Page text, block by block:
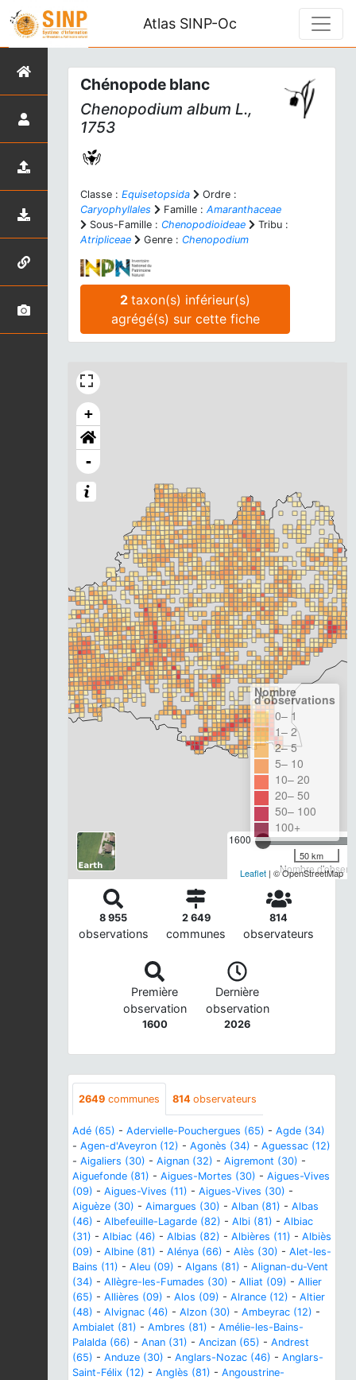
Atlas SINP-Oc
Chénopode blanc
Chenopodium album L.,
1753
Classe : Equisetopsida
Ordre :
Caryophyllales
Famille : Amaranthaceae
Sous-Famille : Chenopodioideae
Tribu :
Atripliceae
Genre : Chenopodium
2taxon(s) inférieur(s)
agrégé(s) sur cette fiche
+
-
1600
Nombre
Nombre
d'observations
0– 1
1– 2
2– 5
5– 10
10– 20
20– 50
50– 100
100+
50 km
Leaflet | © OpenStreetMap
8 955
observations
2 649
communes
814
observateurs
Première
observation
1600
Dernière
observation
2026
2649 communes 814 observateurs
Adé (65) - Adervielle-Pouchergues (65) - Agde (34)
- Agen-d'Aveyron (12) - Agonès (34) - Aguessac (12)
- Aigaliers (30) - Aignan (32) - Aigremont (30) -
Aiguefonde (81) - Aigues-Mortes (30) - Aigues-Vives
(09) - Aigues-Vives (11) - Aigues-Vives (30) -
Aiguèze (30) - Aimargues (30) - Alban (81) - Albas
(46) - Albefeuille-Lagarde (82) - Albi (81) - Albiac
(31) - Albiac (46) - Albias (82) - Albières (11) - Albiès
(09) - Albine (81) - Alénya (66) - Alès (30) - Alet-les-
Bains (11) - Aleu (09) - Algans (81) - Alignan-du-Vent
(34) - Allègre-les-Fumades (30) - Alliat (09) - Allier
(65) - Allières (09) - Alos (09) - Alrance (12) - Altier
(48) - Alvignac (46) - Alzon (30) - Ambeyrac (12) -
Ambialet (81) - Ambres (81) - Amélie-les-Bains-
Palalda (66) - Anan (31) - Ancizan (65) - Andrest
(65) - Anduze (30) - Anglars-Nozac (46) - Anglars-
Saint-Félix (12) - Anglès (81) - Angoustrine-